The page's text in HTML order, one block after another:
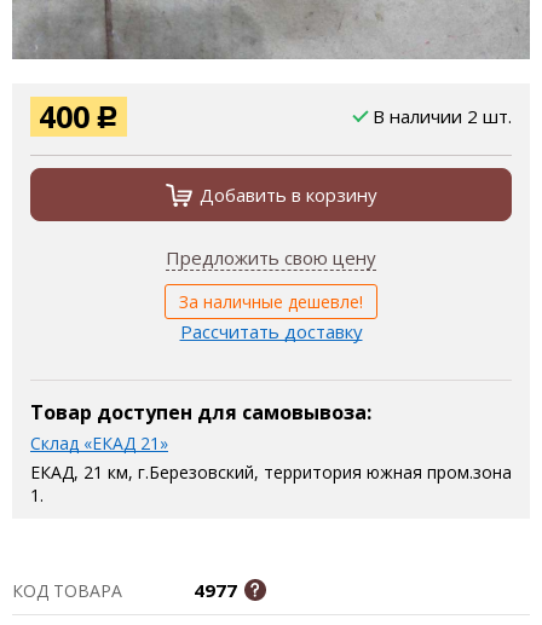
400 Р В наличии 2 шт.
Добавить в корзину
Предложить свою цену
За наличные дешевле!
Рассчитать доставку
Товар доступен для самовывоза:
Склад «ЕКАД 21»
ЕКАД, 21 км, г.Березовский, территория южная пром.зона
1.
КОД ТОВАРА 4977